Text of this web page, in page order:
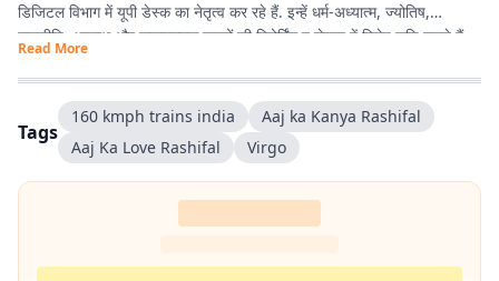
डिजिटल विभाग में यूपी डेस्क का नेतृत्व कर रहे हैं. इन्हें धर्म-अध्यात्म, ज्योतिष,
राजनीति, अपराध और सकारात्मक खबरों की रिपोर्टिंग व लेखन में विशेष रुचि रखते हैं.
Read More
Tags
160 kmph trains india
Aaj ka Kanya Rashifal
Aaj Ka Love Rashifal
Virgo